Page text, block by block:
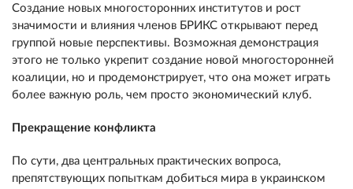
Создание новых многосторонних институтов и рост
значимости и влияния членов БРИКС открывают перед
группой новые перспективы. Возможная демонстрация
этого не только укрепит создание новой многосторонней
коалиции, но и продемонстрирует, что она может играть
более важную роль, чем просто экономический клуб.
Прекращение конфликта
По сути, два центральных практических вопроса,
препятствующих попыткам добиться мира в украинском